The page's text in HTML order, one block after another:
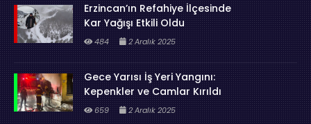
Erzincan’ın Refahiye İlçesinde
Kar Yağışı Etkili Oldu
484 2 Aralık 2025
Gece Yarısı İş Yeri Yangını:
Kepenkler ve Camlar Kırıldı
659 2 Aralık 2025